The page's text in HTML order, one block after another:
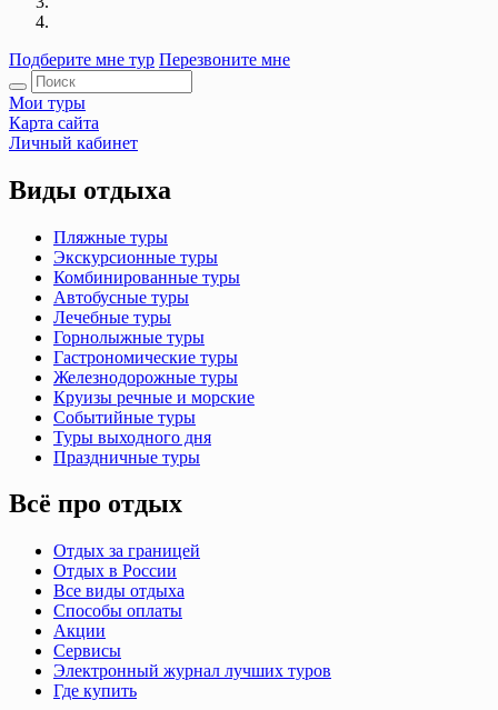
Подберите мне тур Перезвоните мне
Мои туры
Карта сайта
Личный кабинет
Виды отдыха
Пляжные туры
Экскурсионные туры
Комбинированные туры
Автобусные туры
Лечебные туры
Горнолыжные туры
Гастрономические туры
Железнодорожные туры
Круизы речные и морские
Событийные туры
Туры выходного дня
Праздничные туры
Всё про отдых
Отдых за границей
Отдых в России
Все виды отдыха
Способы оплаты
Акции
Сервисы
Электронный журнал лучших туров
Где купить